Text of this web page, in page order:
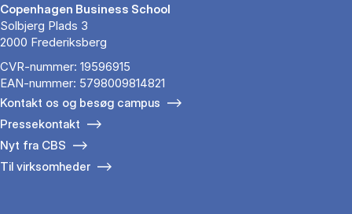
Copenhagen Business School
Solbjerg Plads 3
2000 Frederiksberg
CVR-nummer: 19596915
EAN-nummer: 5798009814821
Kontakt os og besøg campus
Pressekontakt
Nyt fra CBS
Til virksomheder